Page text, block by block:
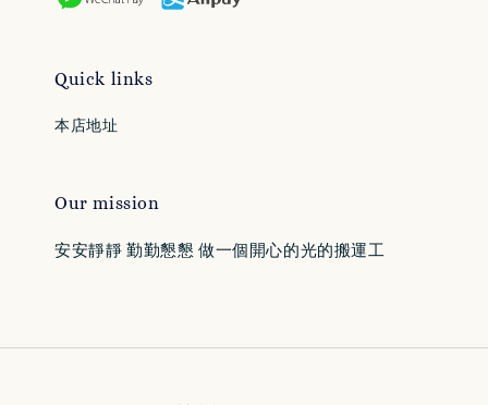
Quick links
本店地址
Our mission
安安靜靜 勤勤懇懇 做一個開心的光的搬運工